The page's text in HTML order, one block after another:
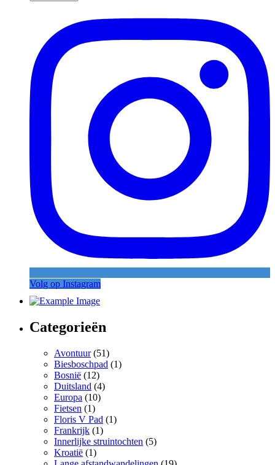
Volg op Instagram
Categorieën
Avontuur(51)
Biesboschpad (1)
Bosnië (12)
Duitsland (4)
Europa (10)
Fietsen (1)
Floris V Pad (1)
Frankrijk (1)
Innerlijke struintochten (5)
Kroatië (1)